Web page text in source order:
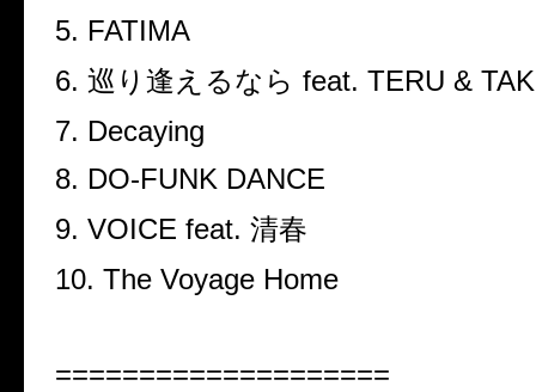
5. FATIMA
6. 巡り逢えるなら feat. TERU &
7. Decaying
8. DO-FUNK DANCE
9. VOICE feat. 清春
10. The Voyage Home
====================